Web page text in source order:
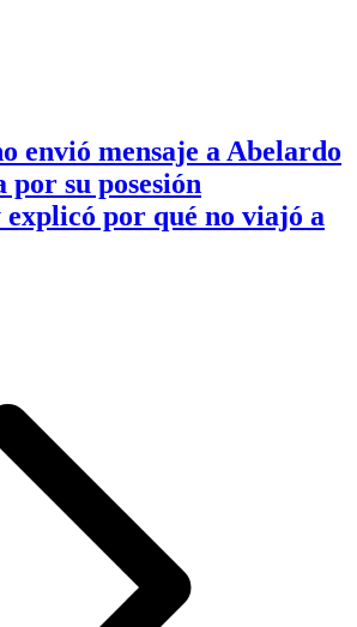
envió mensaje a Abelardo
su posesión
por qué no viajó a